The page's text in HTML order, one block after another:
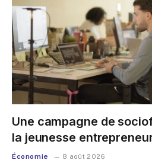
Une campagne de
la jeunesse
Économie 8 août 2026